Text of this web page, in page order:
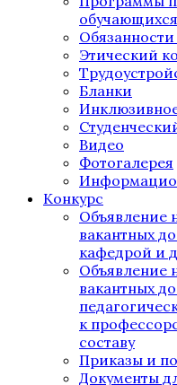
обучающихся
Обязанности
Этический
Бланки
Видео
Фотогалерея
Конкурс
Объявление
вакантных
кафедрой и
Объявление
вакантных
к
составу
Приказы и
Документы